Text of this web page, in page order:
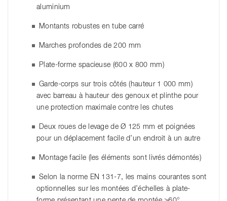
aluminium
Montants robustes en tube carré
Marches profondes de 200 mm
Plate-forme spacieuse (600 x 800 mm)
Garde-corps sur trois côtés (hauteur 1 000 mm)
avec barreau à hauteur des genoux et plinthe pour
une protection maximale contre les chutes
Deux roues de levage de Ø 125 mm et poignées
pour un déplacement facile d’un endroit à un autre
Montage facile (les éléments sont livrés démontés)
Selon la norme EN 131-7, les mains courantes sont
optionnelles sur les montées d’échelles à plate-